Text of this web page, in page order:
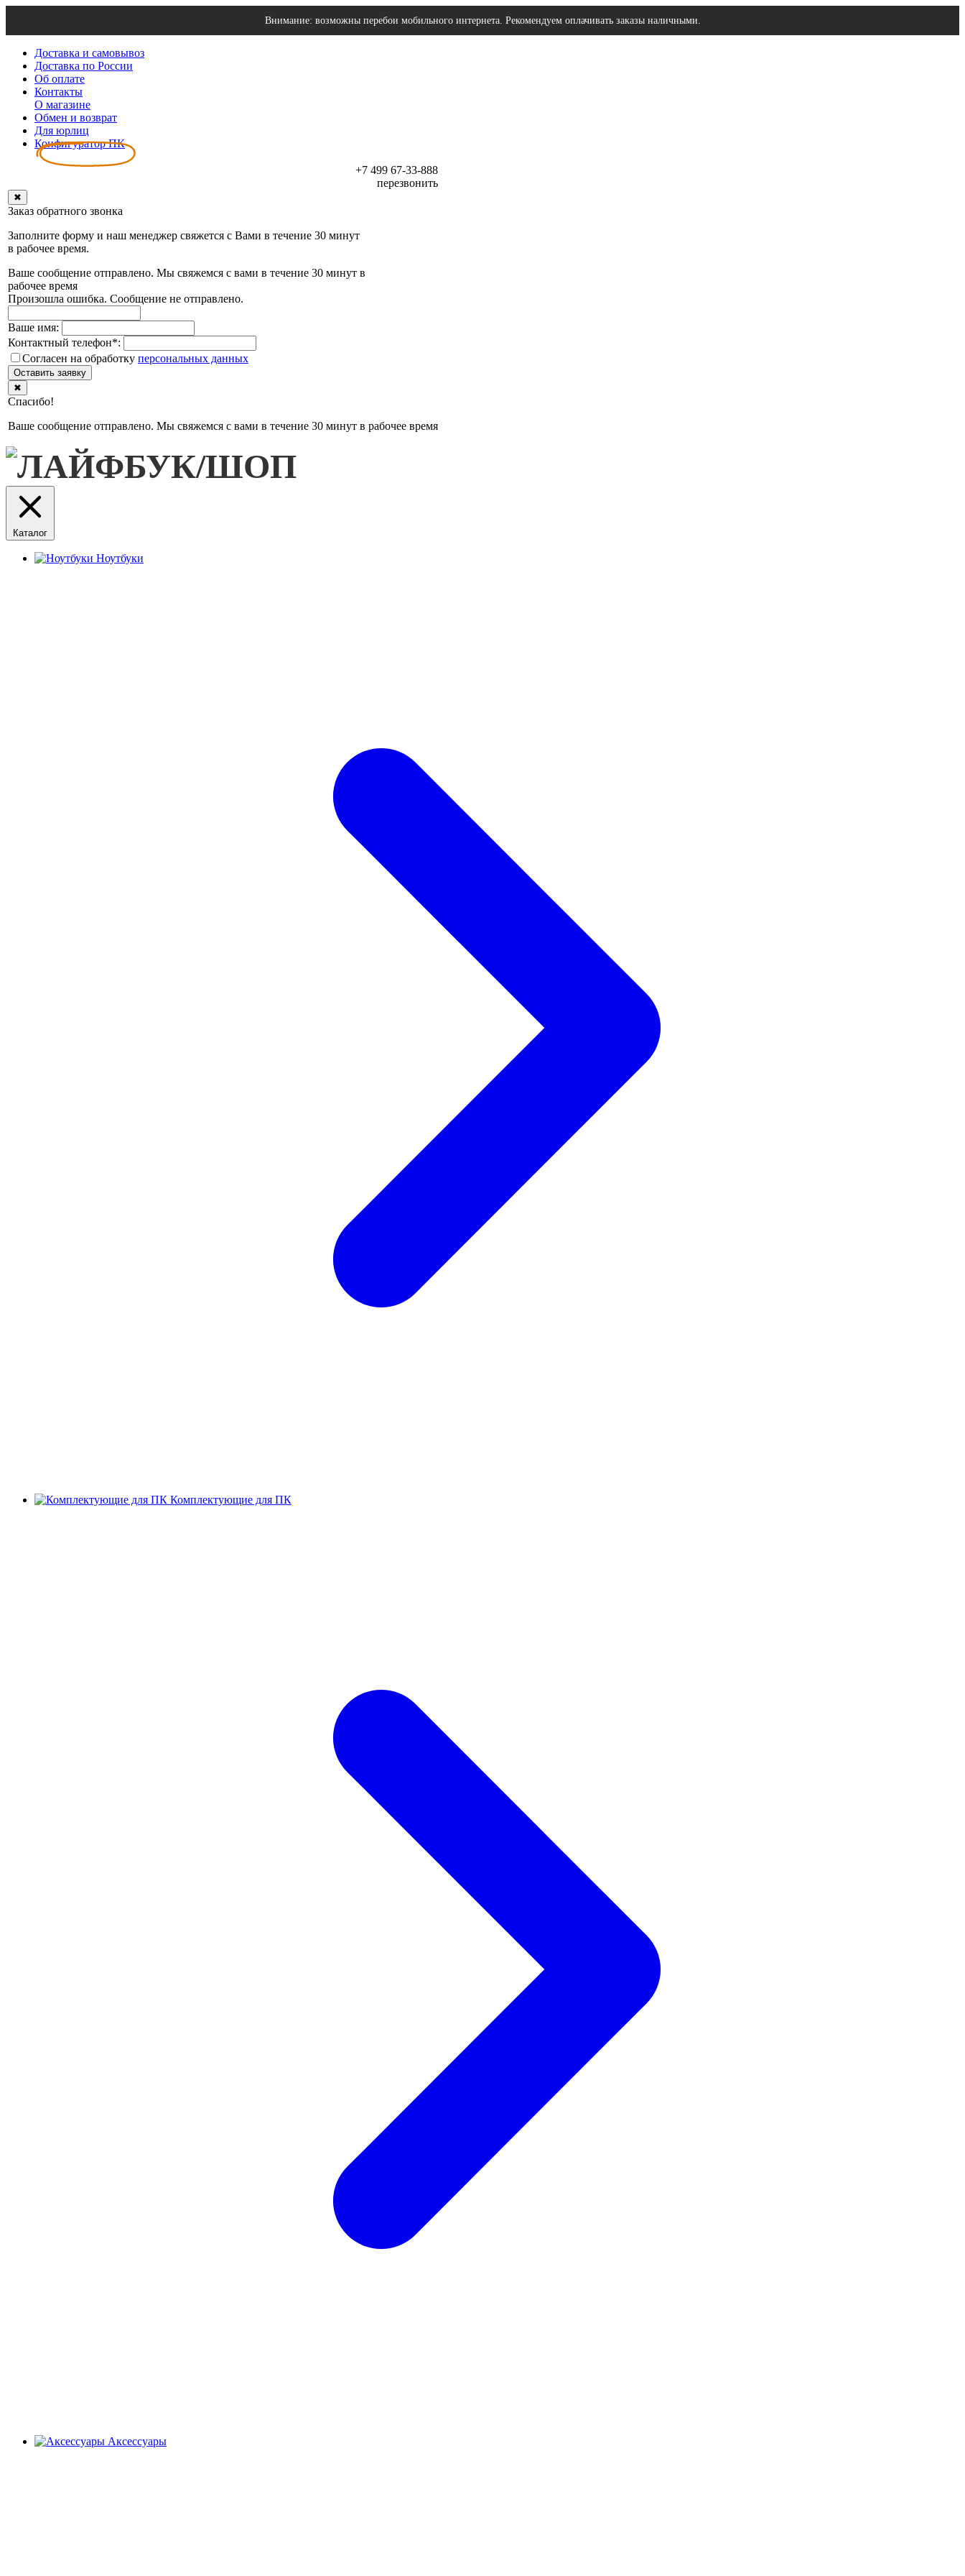
Внимание: возможны перебои мобильного интернета. Рекомендуем оплачивать заказы наличными.
Доставка и самовывоз
Доставка по России
Об оплате
Контакты
О магазине
Обмен и возврат
Для юрлиц
Конфигуратор ПК
+7 499 67-33-888
перезвонить
✖
Заказ обратного звонка
Заполните форму и наш менеджер свяжется с Вами в течение 30 минут
в рабочее время.
Ваше сообщение отправлено. Мы свяжемся с вами в течение 30 минут в
рабочее время
Произошла ошибка. Сообщение не отправлено.
Ваше имя:
Контактный телефон*:
Согласен на обработку персональныx данных
Оставить заявку
✖
Спасибо!
Ваше сообщение отправлено. Мы свяжемся с вами в течение 30 минут в рабочее время
Каталог
Ноутбуки
Комплектующие для ПК
Аксессуары